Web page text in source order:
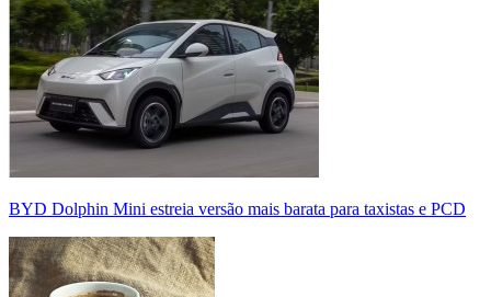
BYD Dolphin Mini estreia versão mais barata para taxistas e PCD